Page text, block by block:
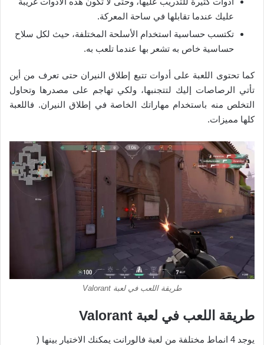
عليك عندما تقابلها في ساحة المعركة.
تكتسب حساسية استخدام الأسلحة المختلفة، حيث لكل سلاح
حساسية خاص به تشعر بها عندما تلعب به.
كما تحتوى اللعبة على أدوات تتبع إطلاق النيران حتى تعرف من أين
تأتي الرصاصات إليك لتتجنبها، ولكي تهاجم على مصدرها وتحاول
التخلص منه باستخدام مهاراتك الخاصة في إطلاق النيران. فاللعبة
كلها مميزات.
طريقة اللعب في لعبة Valorant
طريقة اللعب في لعبة Valorant
يوجد 4 انماط مختلفة من لعبة فالورانت يمكنك الاختيار بينها (